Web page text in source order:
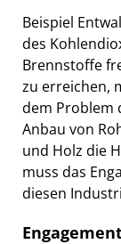
Beispiel
des
Brennstoffe
zu erreichen,
dem Problem
Anbau von
und Holz die
muss das
diesen